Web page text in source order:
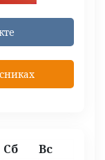
Сб Вс